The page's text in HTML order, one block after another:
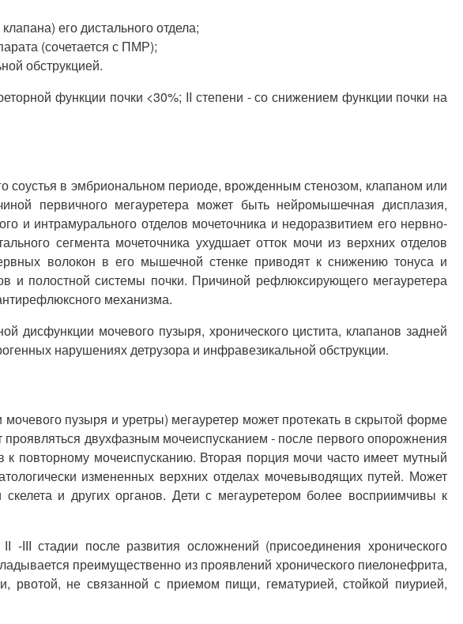
его дистального отдела;
(сочетается с ПМР);
обструкцией.
функции почки <30%; II степени - со снижением функции почки на
соустья в эмбриональном периоде, врожденным стенозом, клапаном или
первичного мегауретера может быть нейромышечная дисплазия,
и интрамурального отделов мочеточника и недоразвитием его нервно-
сегмента мочеточника ухудшает отток мочи из верхних отделов
волокон в его мышечной стенке приводят к снижению тонуса и
и полостной системы почки. Причиной рефлюксирующего мегауретера
механизма.
дисфункции мочевого пузыря, хронического цистита, клапанов задней
нарушениях детрузора и инфравезикальной обструкции.
пузыря и уретры) мегауретер может протекать в скрытой форме
двухфазным мочеиспусканием - после первого опорожнения
повторному мочеиспусканию. Вторая порция мочи часто имеет мутный
измененных верхних отделах мочевыводящих путей. Может
и других органов. Дети с мегауретером более восприимчивы к
ІІІ стадии после развития осложнений (присоединения хронического
преимущественно из проявлений хронического пиелонефрита,
рвотой, не связанной с приемом пищи, гематурией, стойкой пиурией,